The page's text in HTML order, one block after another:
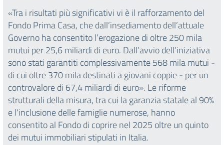
«Tra i risultati più significativi vi è il rafforzamento del
Fondo Prima Casa, che dall’insediamento dell’attuale
Governo ha consentito l’erogazione di oltre 250 mila
mutui per 25,6 miliardi di euro. Dall’avvio dell’iniziativa
sono stati garantiti complessivamente 568 mila mutui -
di cui oltre 370 mila destinati a giovani coppie - per un
controvalore di 67,4 miliardi di euro». Le riforme
strutturali della misura, tra cui la garanzia statale al 90%
e l'inclusione delle famiglie numerose, hanno
consentito al Fondo di coprire nel 2025 oltre un quinto
dei mutui immobiliari stipulati in Italia.